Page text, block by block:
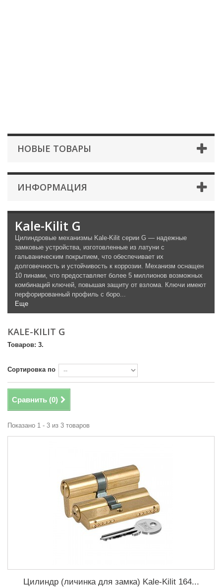
НОВЫЕ ТОВАРЫ
ИНФОРМАЦИЯ
Kale-Kilit G
Цилиндровые механизмы Kale-Kilit серии G — надежные
замковые устройства, изготовленные из латуни с
гальваническим покрытием, что обеспечивает их
долговечность и устойчивость к коррозии. Механизм оснащен
10 пинами, что предоставляет более 5 миллионов возможных
комбинаций ключей, повышая защиту от взлома. Ключи имеют
перфорированный профиль с боро...
Еще
KALE-KILIT G
Товаров: 3.
Сортировка по
Сравнить (0)
Показано 1 - 3 из 3 товаров
Цилиндр (личинка для замка) Kale-Kilit 164...